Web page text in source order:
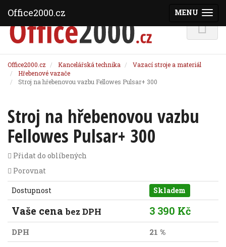
Office2000.cz Kancelářská technika
Vazací stroje a materiál
Hřebenové vazače
Stroj na hřebenovou vazbu Fellowes Pulsar+ 300
Stroj na hřebenovou vazbu
Fellowes Pulsar+ 300
Přidat do oblíbených
Porovnat
Dostupnost Skladem
Vaše cena bez DPH 3 390 Kč
DPH
21 %
MENU
Office2000.cz